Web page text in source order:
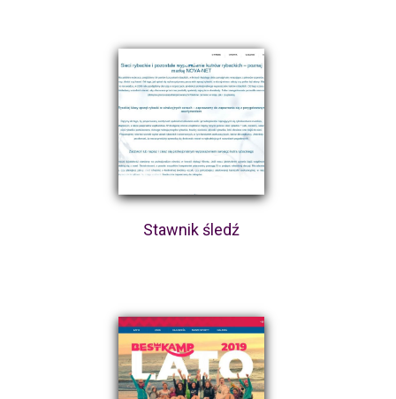
Stawnik śledź